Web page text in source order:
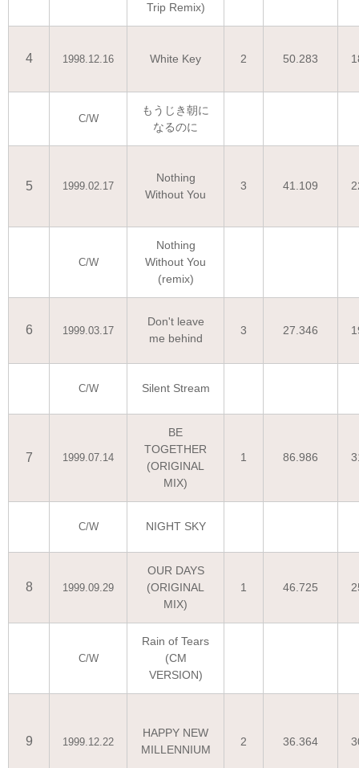
Trip Remix)
4 1998.12.16 White Key 2 50.283
C/W
もうじき朝に
なるのに
5 1999.02.17
Nothing
Without You
3 41.109
C/W
Nothing
Without You
(remix)
6 1999.03.17
Don't leave
me behind
3 27.346
C/W Silent Stream
7 1999.07.14
BE
TOGETHER
(ORIGINAL
MIX)
1 86.986
C/W NIGHT SKY
8 1999.09.29
OUR DAYS
(ORIGINAL
MIX)
1 46.725
C/W
Rain of Tears
(CM
VERSION)
9 1999.12.22
HAPPY NEW
MILLENNIUM
2 36.364